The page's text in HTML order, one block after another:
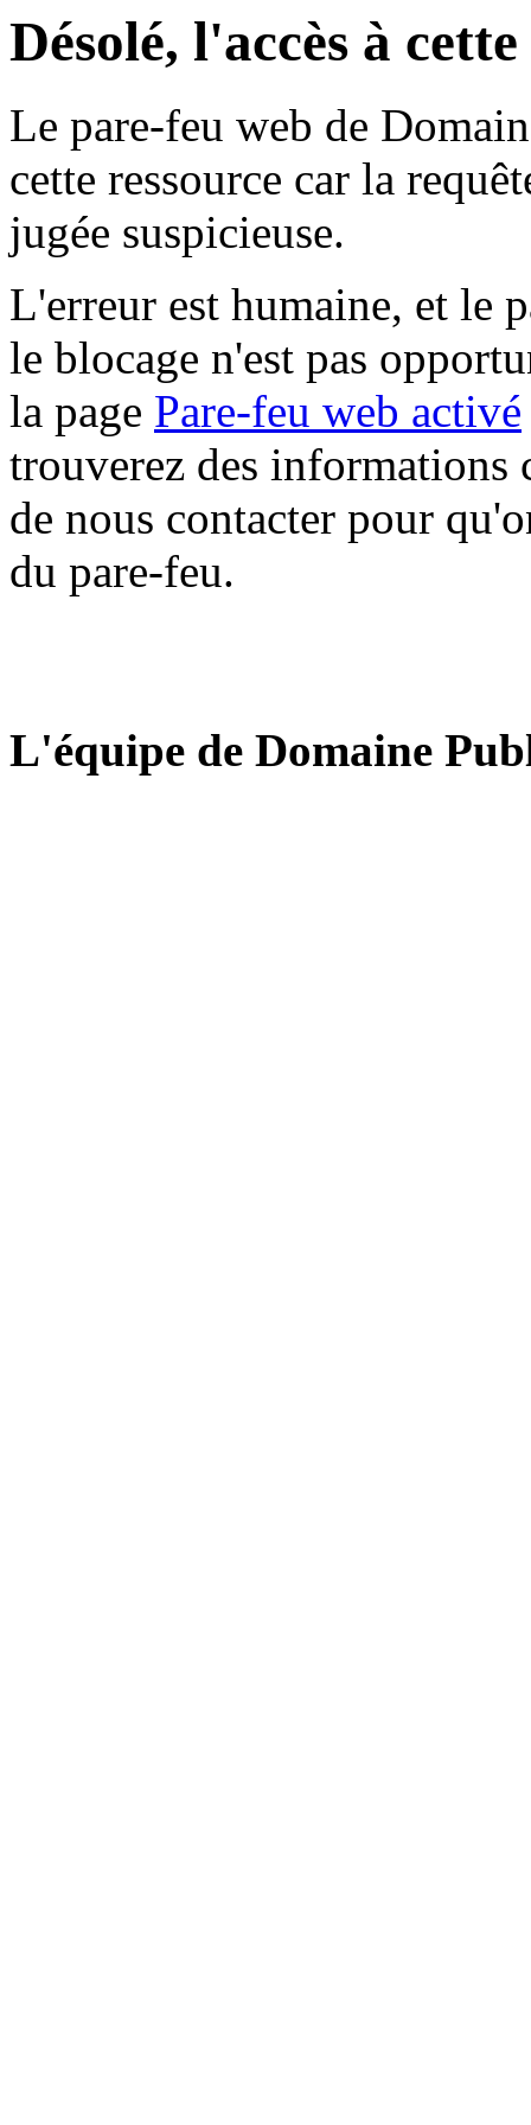
Désolé, l'accès à
Le pare-feu web de
cette ressource car la
jugée suspicieuse.
L'erreur est humaine, et le
le blocage n'est pas
la page Pare-feu web activé
trouverez des informations
de nous contacter pour
du pare-feu.
L'équipe de Domaine